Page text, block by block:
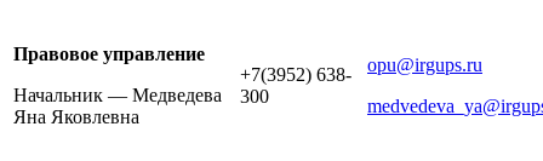
Правовое управление
Начальник — Медведева
Яна Яковлевна
+7(3952) 638-
300
opu@irgups.ru